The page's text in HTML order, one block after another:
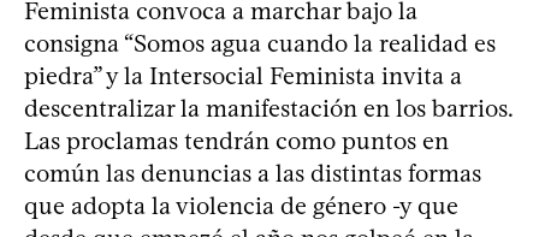
Feminista convoca a marchar bajo la
consigna “Somos agua cuando la realidad es
piedra” y la Intersocial Feminista invita a
descentralizar la manifestación en los barrios.
Las proclamas tendrán como puntos en
común las denuncias a las distintas formas
que adopta la violencia de género -y que